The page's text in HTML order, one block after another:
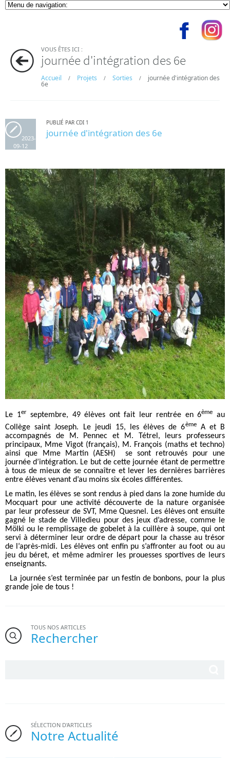
VOUS ÊTES ICI :
journée d'intégration des 6e
Accueil / Projets / Sorties / journée d'intégration des
6e
2023-
09-12
PUBLIÉ PAR CDI 1
journée d'intégration des 6e
Le 1er septembre, 49 élèves ont fait leur rentrée en 6ème
au
Collège saint Joseph. Le jeudi 15, les élèves de 6èmeA et B
accompagnés de M. Pennec et M. Tétrel, leurs professeurs
principaux, Mme Vigot (français), M. François (maths et techno)
ainsi que Mme Martin (AESH) se sont retrouvés pour une
journée d’intégration. Le but de cette journée étant de permettre
à tous de mieux de se connaître et lever les dernières barrières
entre élèves venant d’au moins six écoles différentes.
Le matin, les élèves se sont rendus à pied dans la zone humide du
Mocquart pour une activité découverte de la nature organisée
par leur professeur de SVT, Mme Quesnel. Les élèves ont ensuite
gagné le stade de Villedieu pour des jeux d’adresse, comme le
Mölki ou le remplissage de gobelet à la cuillère à soupe, qui ont
servi à déterminer leur ordre de départ pour la chasse au trésor
de l’après-midi. Les élèves ont enfin pu s’affronter au foot ou au
jeu du béret, et même admirer les prouesses sportives de leurs
enseignants.
La journée s’est terminée par un festin de bonbons, pour la plus
grande joie de tous !
TOUS NOS ARTICLES
Rechercher
SÉLECTION D'ARTICLES
Notre Actualité